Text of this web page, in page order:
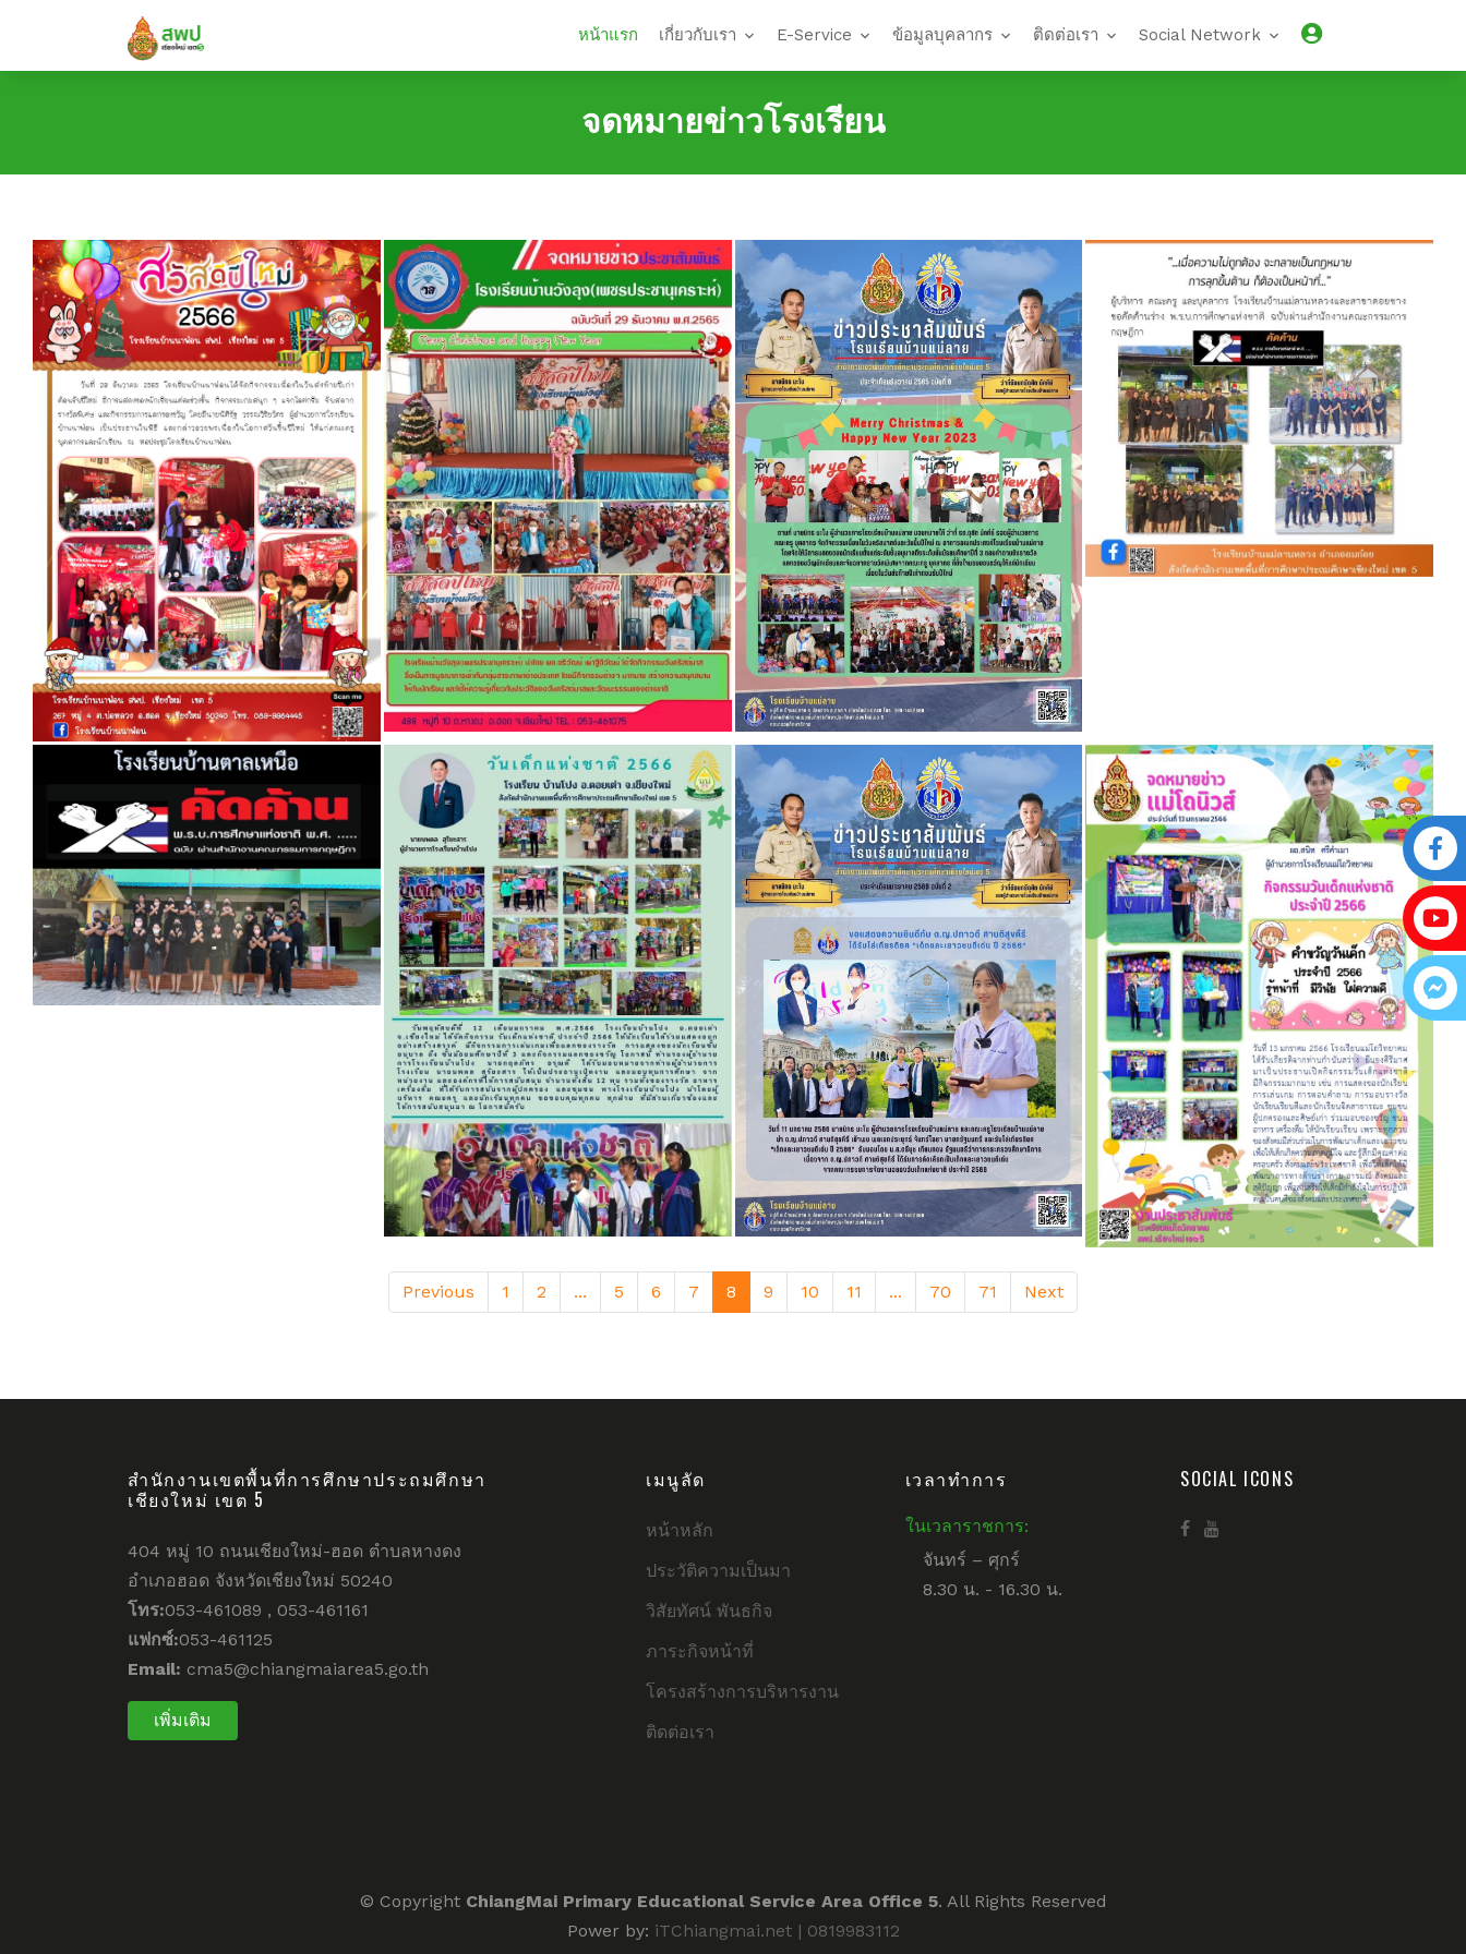
หน้าแรก เกี่ยวกับเรา E-Service ข้อมูลบุคลากร ติดต่อเรา Social Network
จดหมายข่าวโรงเรียน
Previous 1 2 ... 5 6 7 8 9 10 11 ... 70 71 Next
สำนักงานเขตพื้นที่การศึกษาประถมศึกษา
เชียงใหม่ เขต 5
404 หมู่ 10 ถนนเชียงใหม่-ฮอด ตำบลหางดง
อำเภอฮอด จังหวัดเชียงใหม่ 50240
โทร:053-461089 , 053-461161
แฟกซ์:053-461125
Email: cma5@chiangmaiarea5.go.th
เพิ่มเติม
เมนูลัด
หน้าหลัก
ประวัติความเป็นมา
วิสัยทัศน์ พันธกิจ
ภาระกิจหน้าที่
โครงสร้างการบริหารงาน
ติดต่อเรา
เวลาทำการ
ในเวลาราชการ:
จันทร์ – ศุกร์
8.30 น. - 16.30 น.
SOCIAL ICONS
© Copyright ChiangMai Primary Educational Service Area Office 5. All Rights Reserved
Power by: iTChiangmai.net | 0819983112